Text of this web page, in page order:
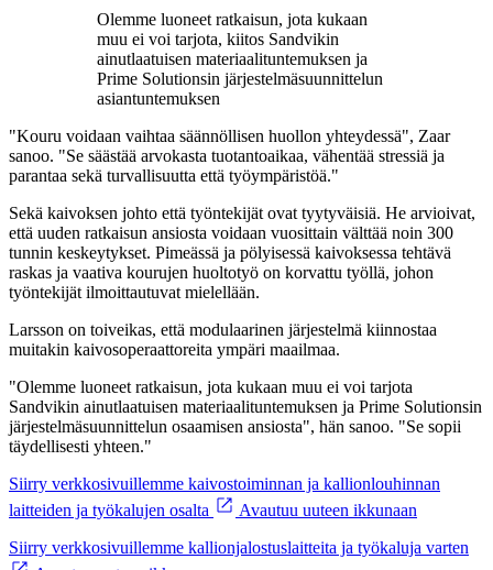
Olemme luoneet ratkaisun, jota kukaan
muu ei voi tarjota, kiitos Sandvikin
ainutlaatuisen materiaalituntemuksen ja
Prime Solutionsin järjestelmäsuunnittelun
asiantuntemuksen
"Kouru voidaan vaihtaa säännöllisen huollon yhteydessä", Zaar
sanoo. "Se säästää arvokasta tuotantoaikaa, vähentää stressiä ja
parantaa sekä turvallisuutta että työympäristöä."
Sekä kaivoksen johto että työntekijät ovat tyytyväisiä. He arvioivat,
että uuden ratkaisun ansiosta voidaan vuosittain välttää noin 300
tunnin keskeytykset. Pimeässä ja pölyisessä kaivoksessa tehtävä
raskas ja vaativa kourujen huoltotyö on korvattu työllä, johon
työntekijät ilmoittautuvat mielellään.
Larsson on toiveikas, että modulaarinen järjestelmä kiinnostaa
muitakin kaivosoperaattoreita ympäri maailmaa.
"Olemme luoneet ratkaisun, jota kukaan muu ei voi tarjota
Sandvikin ainutlaatuisen materiaalituntemuksen ja Prime Solutionsin
järjestelmäsuunnittelun osaamisen ansiosta", hän sanoo. "Se sopii
täydellisesti yhteen."
Siirry verkkosivuillemme kaivostoiminnan ja kallionlouhinnan
laitteiden ja työkalujen osalta
Avautuu uuteen ikkunaan
Siirry verkkosivuillemme kallionjalostuslaitteita ja työkaluja varten